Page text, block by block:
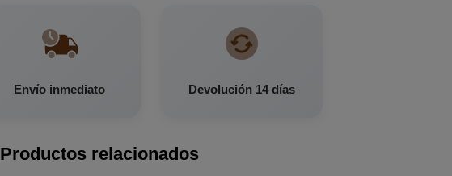
Envío inmediato Devolución 14 días
Productos relacionados